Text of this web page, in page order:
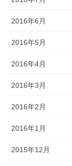
2016年6月
2016年5月
2016年4月
2016年3月
2016年2月
2016年1月
2015年12月